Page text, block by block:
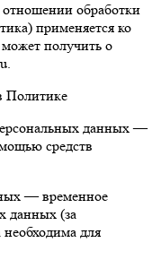
обработки
применяется ко
получить о
Политике
данных —
средств
— временное
данных (за
для